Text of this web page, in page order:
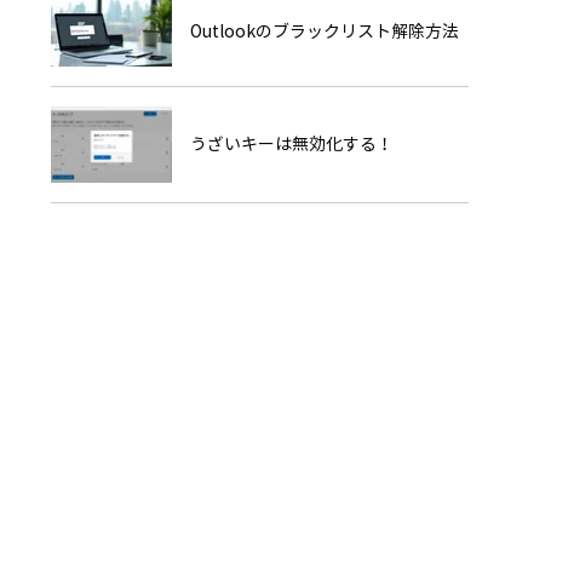
Outlookのブラックリスト解除方法
うざいキーは無効化する！